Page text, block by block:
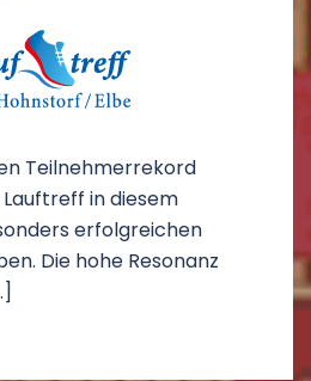
Teilnehmerrekord
in diesem
erfolgreichen
Die hohe Resonanz